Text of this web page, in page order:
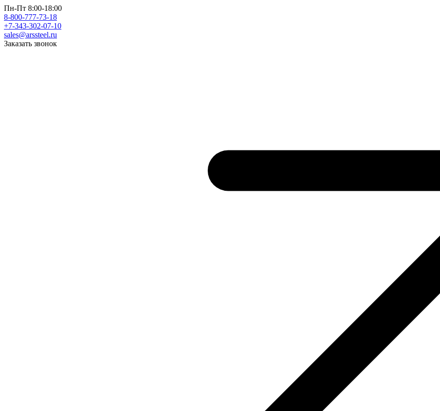
Пн-Пт 8:00-18:00
8-800-777-73-18
+7-343-302-07-10
sales@arssteel.ru
Заказать звонок